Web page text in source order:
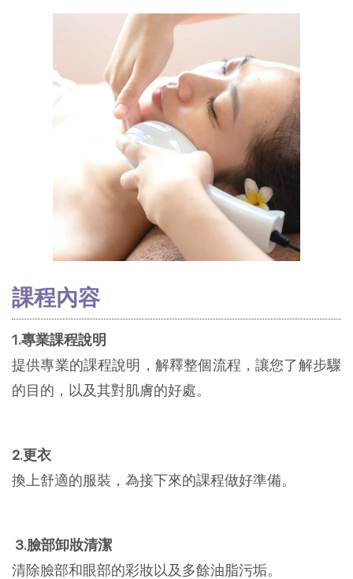
課程內容
1.專業課程說明
提供專業的課程說明，解釋整個流程，讓您了解步驟
的目的，以及其對肌膚的好處。
2.更衣
換上舒適的服裝，為接下來的課程做好準備。
3.臉部卸妝清潔
清除臉部和眼部的彩妝以及多餘油脂污垢。